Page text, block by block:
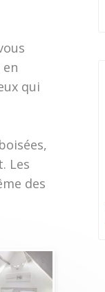
qui
Les
des